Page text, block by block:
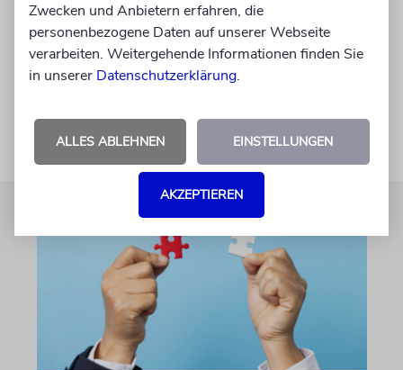
Der Autor ist wissenschaftlicher Mitarbeiter
am Lehrstuhl für Halacha an der School of
Jewish Theology der Uni Potsdam.
Zwecken und Anbietern erfahren, die
personenbezogene Daten auf unserer Webseite
verarbeiten. Weitergehende Informationen finden Sie
in unserer Datenschutzerklärung.
ALLES ABLEHNEN EINSTELLUNGEN
AKZEPTIEREN